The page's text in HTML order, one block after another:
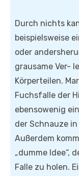
Durch nichts
beispielsweise
oder
grausame Ver-
Körperteilen.
Fuchsfalle der
ebensowenig
der Schnauze
Außerdem
„dumme Idee“,
Falle zu holen.